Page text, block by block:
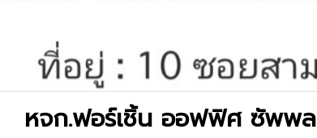
หจก.ฟอร์เชิ้น ออฟฟิศ ซัพพ